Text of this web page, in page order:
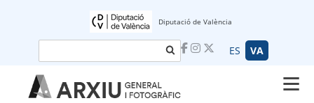
Diputació de València
ES VA